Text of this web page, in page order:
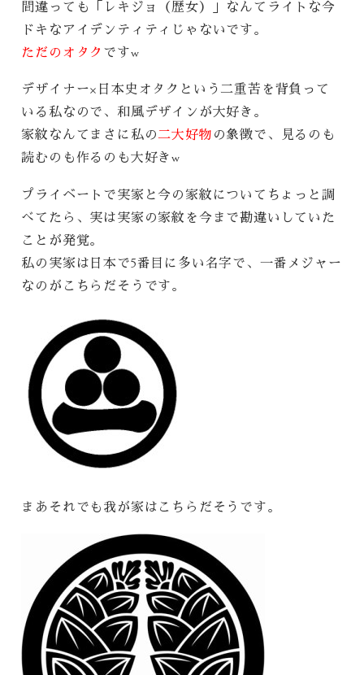
間違っても「レキジョ（歴女）」なんてライトな今
ドキなアイデンティティじゃないです。
ただのオタク ですw
デザイナー×日本史オタクという二重苦を背負って
いる私なので、和風デザインが大好き。
家紋なんてまさに私の二大好物 の象徴で、見るのも
読むのも作るのも大好きw
プライベートで実家と今の家紋についてちょっと調
べてたら、実は実家の家紋を今まで勘違いしていた
ことが発覚。
私の実家は日本で5番目に多い名字で、一番メジャー
なのがこちらだそうです。
まあそれでも我が家はこちらだそうです。